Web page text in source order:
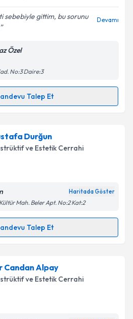
işlenmesine ilişkin
ve kişisel verilerimin belirtilen
kabul ediyorum.
sebebiyle gittim, bu sorunu
Devamı
Özel
No:3 Daire:3
Talep Et
Talebi
Yılmaziçin randevu takvimi
bu uzmandan randevu almanız
e-posta ile
işlenmesine ilişkinAydınlatma
kabul ediyorum.
Talebini Gönder
Durğun
ve Estetik Cerrahi
Haritada Göster
Mah. Beler Apt. No:2 Kat:2
Talep Et
Talebi
Durğuniçin randevu takvimi talebi
randevu almanız için bir
e-posta ile bilgilendireceğiz.
Candan Alpay
ve Estetik Cerrahi